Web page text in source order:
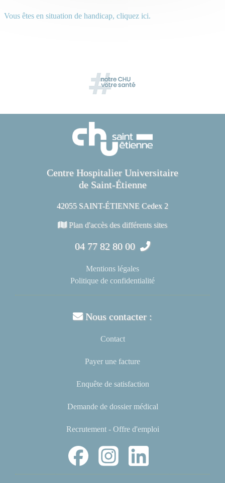
Vous êtes en situation de handicap, cliquez ici.
Centre Hospitalier Universitaire
de Saint-Étienne
42055 SAINT-ÉTIENNE Cedex 2
Plan d'accès des différents sites
04 77 82 80 00
Mentions légales
Politique de confidentialité
Nous contacter :
Contact
Payer une facture
Enquête de satisfaction
Demande de dossier médical
Recrutement - Offre d'emploi